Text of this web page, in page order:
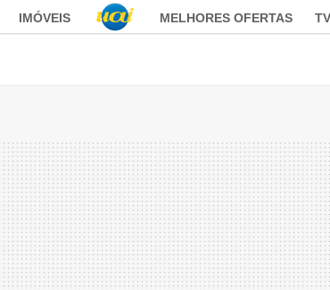
IMÓVEIS MELHORES OFERTAS